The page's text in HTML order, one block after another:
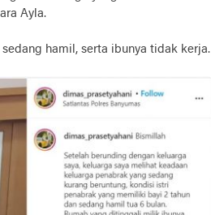
Ayla.
hamil, serta ibunya tidak kerja.